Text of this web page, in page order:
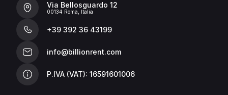
Via Bellosguardo 12
00134 Roma, Italia
+39 392 36 43199
info@billionrent.com
P.IVA (VAT): 16591601006